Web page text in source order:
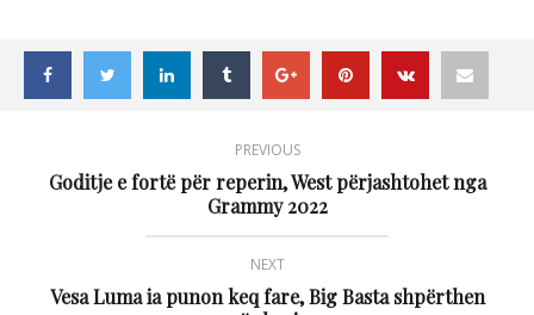
PREVIOUS
Goditje e fortë për reperin, West përjashtohet nga
Grammy 2022
NEXT
Vesa Luma ia punon keq fare, Big Basta shpërthen